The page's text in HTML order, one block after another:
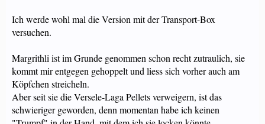
Ich werde wohl mal die Version mit der Transport-Box
versuchen.
Margrithli ist im Grunde genommen schon recht zutraulich, sie
kommt mir entgegen gehoppelt und liess sich vorher auch am
Köpfchen streicheln.
Aber seit sie die Versele-Laga Pellets verweigern, ist das
schwieriger geworden, denn momentan habe ich keinen